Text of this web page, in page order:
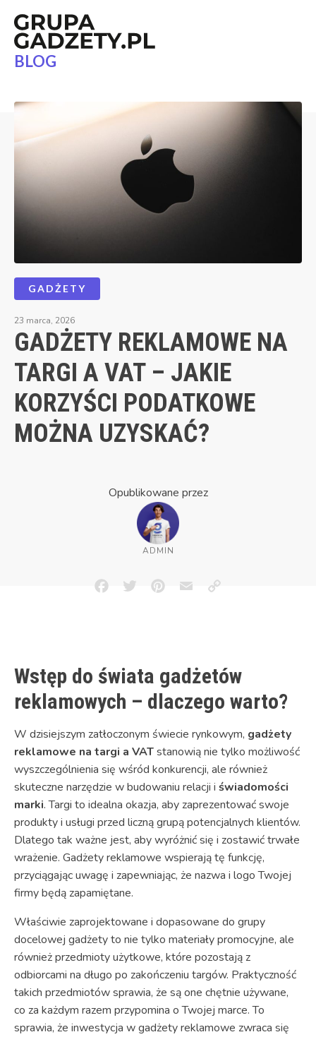
BLOG
GADŻETY
23 marca, 2026
GADŻETY REKLAMOWE NA
TARGI A VAT – JAKIE
KORZYŚCI PODATKOWE
MOŻNA UZYSKAĆ?
Opublikowane przez
ADMIN
FacebookTwitterPinterestEmailCopy
Wstęp do świata gadżetów
reklamowych – dlaczego warto?
W dzisiejszym zatłoczonym świecie rynkowym, gadżety
reklamowe na targi a VATstanowią nie tylko możliwość
wyszczególnienia się wśród konkurencji, ale również
skuteczne narzędzie w budowaniu relacji i świadomości
marki. Targi to idealna okazja, aby zaprezentować swoje
produkty i usługi przed liczną grupą potencjalnych klientów.
Dlatego tak ważne jest, aby wyróżnić się i zostawić trwałe
wrażenie. Gadżety reklamowe wspierają tę funkcję,
przyciągając uwagę i zapewniając, że nazwa i logo Twojej
firmy będą zapamiętane.
Właściwie zaprojektowane i dopasowane do grupy
docelowej gadżety to nie tylko materiały promocyjne, ale
również przedmioty użytkowe, które pozostają z
odbiorcami na długo po zakończeniu targów. Praktyczność
takich przedmiotów sprawia, że są one chętnie używane,
co za każdym razem przypomina o Twojej marce. To
sprawia, że inwestycja w gadżety reklamowe zwraca się